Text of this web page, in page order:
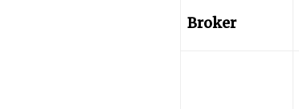
Broker